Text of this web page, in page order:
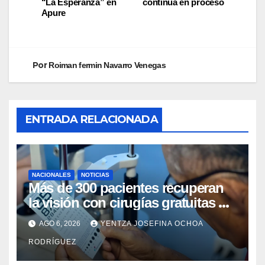
Apure
PorRoiman fermin Navarro Venegas
ENTRADA RELACIONADA
NACIONALES NOTICIAS
Más de 300 pacientes recuperan
la visión con cirugías gratuitas de
cataratas en Zulia
AGO 6, 2026 YENTZA JOSEFINA OCHOA
RODRÍGUEZ